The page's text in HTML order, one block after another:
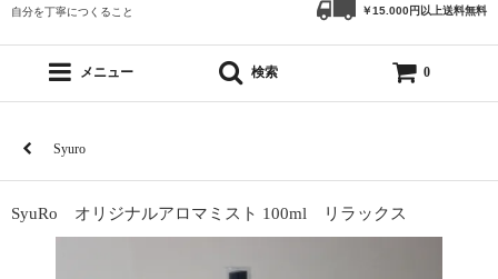
自分を丁寧につくること
￥15.000円以上送料無料
メニュー 検索 0
Syuro
SyuRo オリジナルアロマミスト 100ml リラックス